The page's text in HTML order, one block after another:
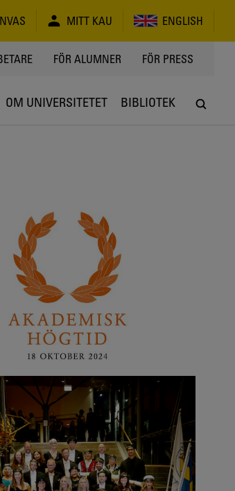
MITT KAU ENGLISH
FÖR ALUMNER FÖR PRESS
OM UNIVERSITETET BIBLIOTEK